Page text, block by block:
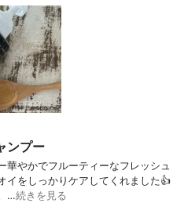
ンプー
華やかでフルーティーなフレッシュ
イをしっかりケアしてくれました👍
…続きを見る